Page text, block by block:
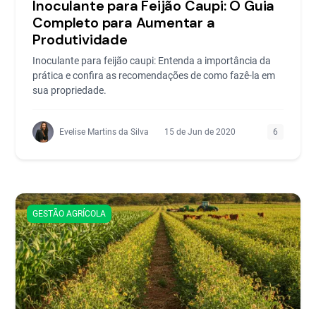
Inoculante para Feijão Caupi: O Guia
Completo para Aumentar a
Produtividade
Inoculante para feijão caupi: Entenda a importância da
prática e confira as recomendações de como fazê-la em
sua propriedade.
Evelise Martins da Silva 15 de Jun de 2020 6
GESTÃO AGRÍCOLA